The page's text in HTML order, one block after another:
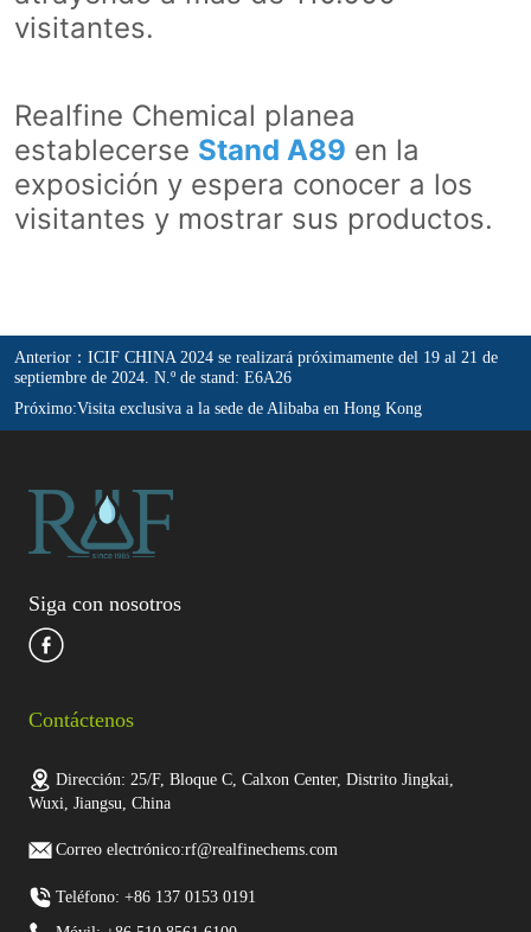
Anterior：ICIF CHINA 2024 se realizará próximamente del 19 al 21 de
septiembre de 2024. N.º de stand: E6A26
Próximo:Visita exclusiva a la sede de Alibaba en Hong Kong
Siga con nosotros
Contáctenos
Dirección: 25/F, Bloque C, Calxon Center, Distrito Jingkai,
Wuxi, Jiangsu, China
Correo electrónico:rf@realfinechems.com
Teléfono: +86 137 0153 0191